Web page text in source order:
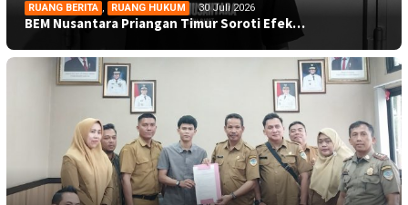
RUANG BERITA , RUANG HUKUM 30 Juli 2026
BEM Nusantara Priangan Timur Soroti Efek…